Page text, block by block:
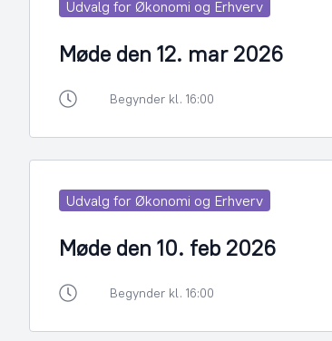
Udvalg for Økonomi og Erhverv
Møde den 12. mar 2026
Begynder kl. 16:00
Udvalg for Økonomi og Erhverv
Møde den 10. feb 2026
Begynder kl. 16:00